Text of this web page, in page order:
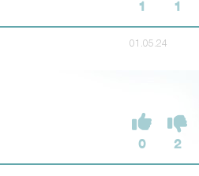
1 1
01.05.24
0 2